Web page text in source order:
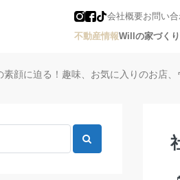
会社概要お問い
不動産情報Willの家づくり
素顔に迫る！趣味、お気に入りのお店、